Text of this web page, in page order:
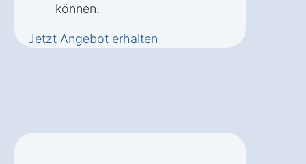
können.
Jetzt Angebot erhalten